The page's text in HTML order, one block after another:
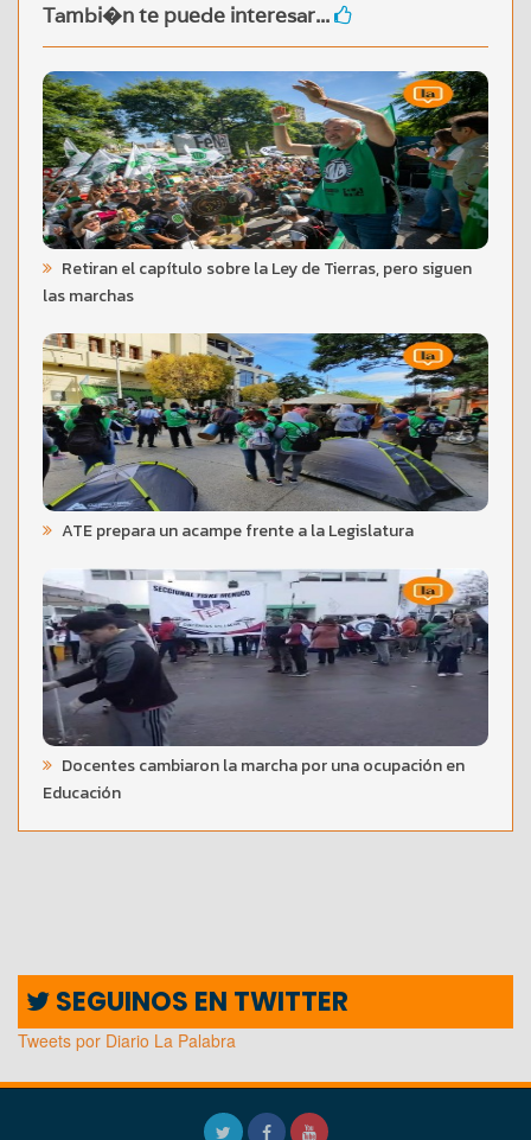
Tambi�n te puede interesar...
Retiran el capítulo sobre la Ley de Tierras, pero siguen
las marchas
ATE prepara un acampe frente a la Legislatura
Docentes cambiaron la marcha por una ocupación en
Educación
SEGUINOS EN TWITTER
Tweets por Diario La Palabra